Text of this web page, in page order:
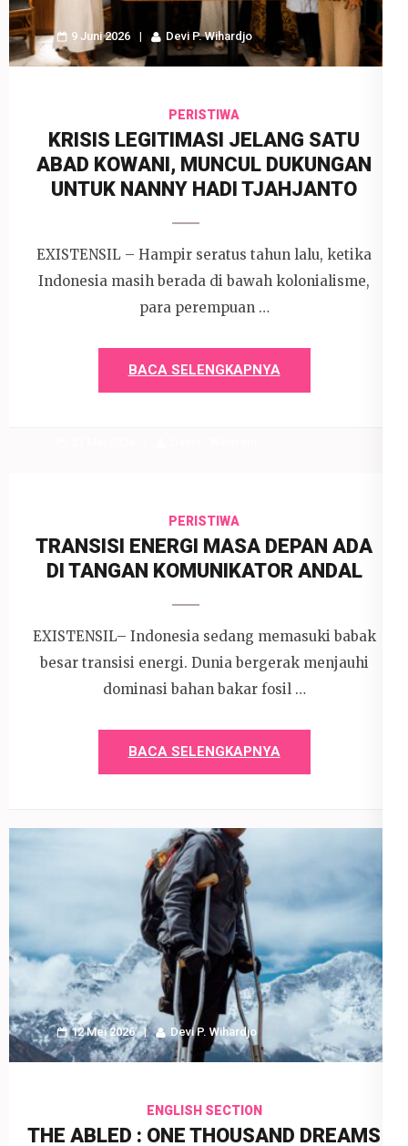
9 Juni 2026 Devi P. Wihardjo
PERISTIWA
KRISIS LEGITIMASI JELANG SATU
ABAD KOWANI, MUNCUL DUKUNGAN
UNTUK NANNY HADI TJAHJANTO
EXISTENSIL – Hampir seratus tahun lalu, ketika
Indonesia masih berada di bawah kolonialisme,
para perempuan …
BACA SELENGKAPNYA
PERISTIWA
TRANSISI ENERGI MASA DEPAN ADA
DI TANGAN KOMUNIKATOR ANDAL
EXISTENSIL– Indonesia sedang memasuki babak
besar transisi energi. Dunia bergerak menjauhi
dominasi bahan bakar fosil …
BACA SELENGKAPNYA
12 Mei 2026 Devi P. Wihardjo
ENGLISH SECTION
THE ABLED : ONE THOUSAND DREAMS